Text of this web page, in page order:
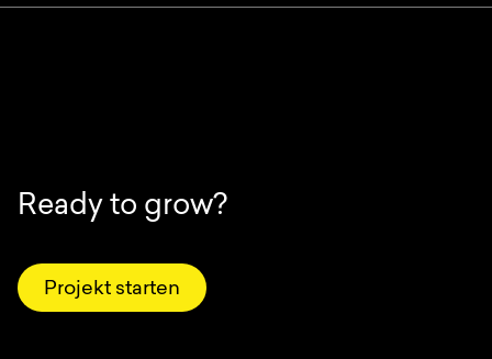
Ready to grow?
Projekt starten